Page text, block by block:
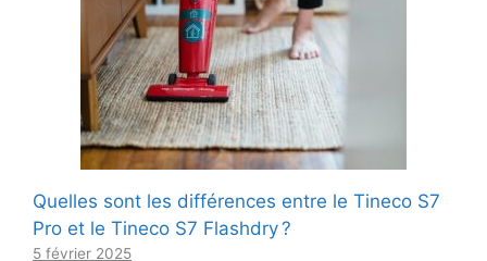
Quelles sont les différences entre le Tineco S7
Pro et le Tineco S7 Flashdry ?
5 février 2025